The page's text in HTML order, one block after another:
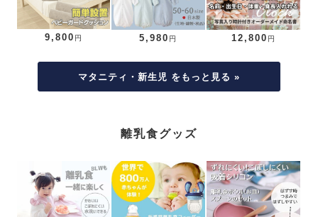
9,800 円 5,980 円 12,800 円
マタニティ・新生児 をもっと見る »
離乳食グッズ